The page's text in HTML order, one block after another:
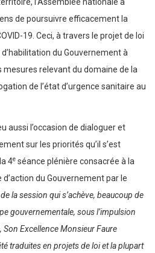
l’Assemblée nationale a
de poursuivre efficacement la
19. Ceci, à travers le projet de loi
du Gouvernement à
relevant du domaine de la
de l’état d’urgence sanitaire au
aussi l’occasion de dialoguer et
sur les priorités qu’il s’est
4e séance plénière consacrée à la
du Gouvernement par le
la session qui s’achève, beaucoup de
gouvernementale, sous l’impulsion
Son Excellence Monsieur Faure
traduites en projets de loi et la plupart